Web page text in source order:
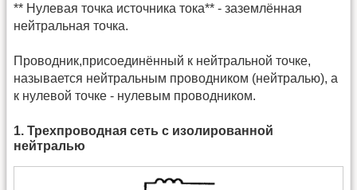
** Нулевая точка источника тока** - заземлённая
нейтральная точка.
Проводник,присоединённый к нейтральной точке,
называется нейтральным проводником (нейтралью), а
к нулевой точке - нулевым проводником.
1. Трехпроводная сеть с изолированной
нейтралью